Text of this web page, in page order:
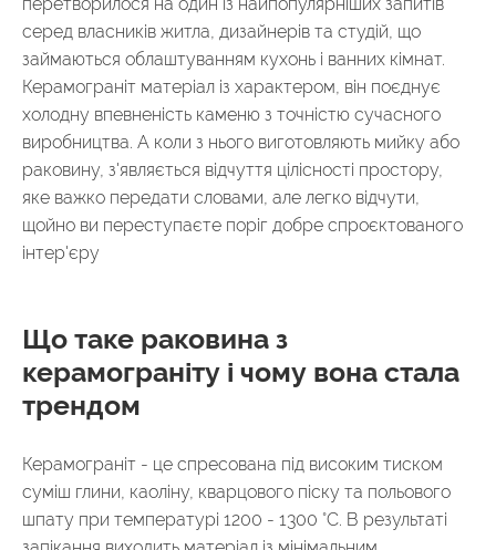
серед власників житла, дизайнерів та студій, що
займаються облаштуванням кухонь і ванних кімнат.
Керамограніт матеріал із характером, він поєднує
холодну впевненість каменю з точністю сучасного
виробництва. А коли з нього виготовляють мийку або
раковину, з'являється відчуття цілісності простору,
яке важко передати словами, але легко відчути,
щойно ви переступаєте поріг добре спроєктованого
інтер'єру
Що таке раковина з
керамограніту і чому вона стала
трендом
Керамограніт - це спресована під високим тиском
суміш глини, каоліну, кварцового піску та польового
шпату при температурі 1200 - 1300 °C. В результаті